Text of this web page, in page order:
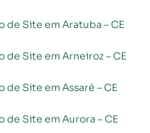
de Site em Aratuba – CE
de Site em Arneiroz – CE
de Site em Assaré – CE
de Site em Aurora – CE